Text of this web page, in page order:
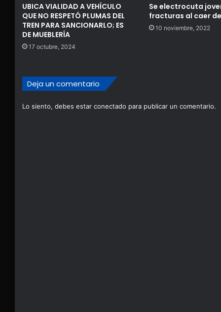
UBICA VIALIDAD A VEHÍCULO
QUE NO RESPETÓ PLUMAS DEL
TREN PARA SANCIONARLO; ES
DE MUEBLERÍA
17 octubre, 2024
Se electrocuta
fracturas al caer
10 noviembre, 2022
Deja un comentario
Lo siento, debes estar conectado para publicar un comentario.